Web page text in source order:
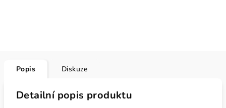
Popis Diskuze
Detailní popis produktu